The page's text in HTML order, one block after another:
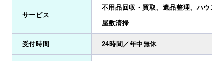
サービス
不用品回収・買取、遺品整理、ハウス
屋敷清掃
受付時間 24時間／年中無休